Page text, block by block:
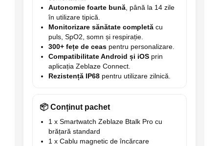
Autonomie foarte bună , până la 14 zile
în utilizare tipică.
Monitorizare sănătate completă cu
puls, SpO2, somn și respirație.
300+ fețe de ceas pentru personalizare.
Compatibilitate Android și iOS prin
aplicația Zeblaze Connect.
Rezistență IP68 pentru utilizare zilnică.
📦 Conținut pachet
1 x Smartwatch Zeblaze Btalk Pro cu
brățară standard
1 x Cablu magnetic de încărcare